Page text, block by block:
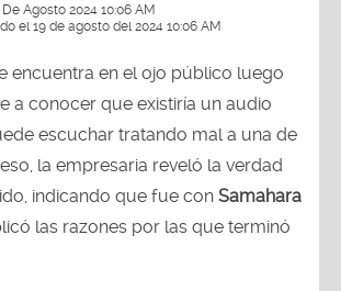
De Agosto 2024 10:06 AM
el 19 de agosto del 2024 10:06 AM
encuentra en el ojo público luego
a conocer que existiría un audio
escuchar tratando mal a una de
la empresaria reveló la verdad
indicando que fue con Samahara
las razones por las que terminó